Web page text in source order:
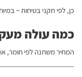
כן, לפי תקני בטיחות –
כמה עולה
המחיר משתנה לפי חומר,